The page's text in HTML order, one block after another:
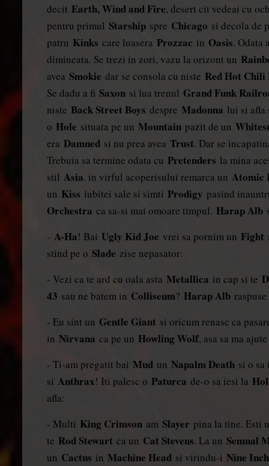
decit Earth, Wind and Fire, desert cit vedeai cu
pentru primul Starship spre Chicago si decola de
patru Kinks care luasera Prozzac in Oasis. Odata
dimineata. Se trezi in zori, vazu la orizont un
avea Smokie dar se consola cu niste Red Hot Chili
Se dadu a fi Saxon si lua trenul Grand Funk
niste Back Street Boys despre Madonna lui si afla
o Hole situata pe un Mountain pazit de un
era Damned si nu prea avea Trust. Dar se
Trebuia sa termine odata cu Pretenders la mina
stil Asia. in virful acoperisului remarca un Atomic
un Kiss iubitei sale si simti Prodigy pasind
Orchestra ca sa-si mai omoare timpul. Harap Alb
- A-Ha! Bai Ugly Kid Joe vrei sa pornim un Fight
stind pe o Slade zise nepasator:
- Vezi ca te ard cu oala asta Metallica in cap si te
43 sau ne batem in Colliseum? Harap Alb
- Eu sint un Gentle Giant si oricum renasc ca
in Nirvana ca pe un Howling Wolf, asa sa ma
- Ti-am pregatit bai Mud un Napalm Death si o
si Anthrax! Iti palesc o Paturca de-o sa iesi la
afla:
- Multi King Crimson am Slayer pina la tine. Esti
te Rod Stewart ca un Cat Stevens. La un Semnal
un Cactus in Machine Head si virindu-i Nine